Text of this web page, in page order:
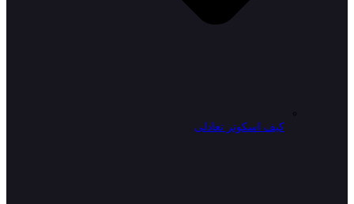
کیف اسکوتر تعادلی